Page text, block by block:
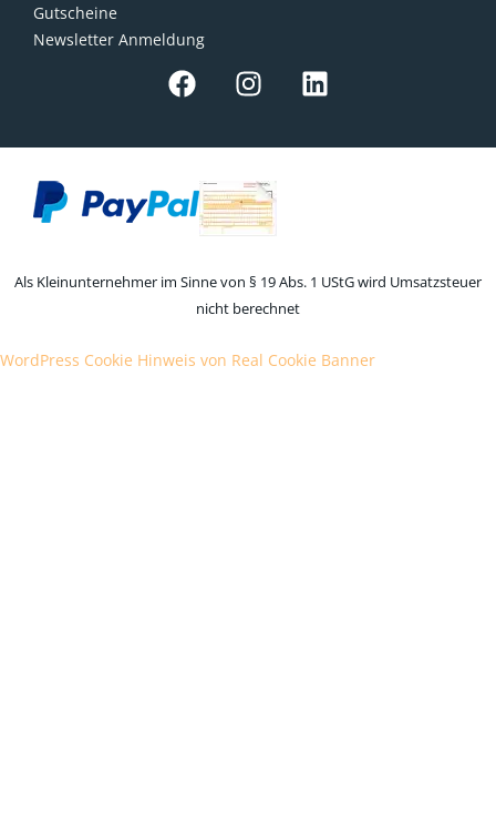
Gutscheine
Newsletter Anmeldung
Als Kleinunternehmer im Sinne von § 19 Abs. 1 UStG wird Umsatzsteuer
nicht berechnet
WordPress Cookie Hinweis von Real Cookie Banner